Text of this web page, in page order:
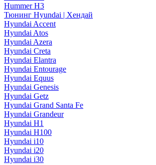
Hummer H3
Тюнинг Hyundai | Хендай
Hyundai Accent
Hyundai Atos
Hyundai Azera
Hyundai Creta
Hyundai Elantra
Hyundai Entourage
Hyundai Equus
Hyundai Genesis
Hyundai Getz
Hyundai Grand Santa Fe
Hyundai Grandeur
Hyundai H1
Hyundai H100
Hyundai i10
Hyundai i20
Hyundai i30